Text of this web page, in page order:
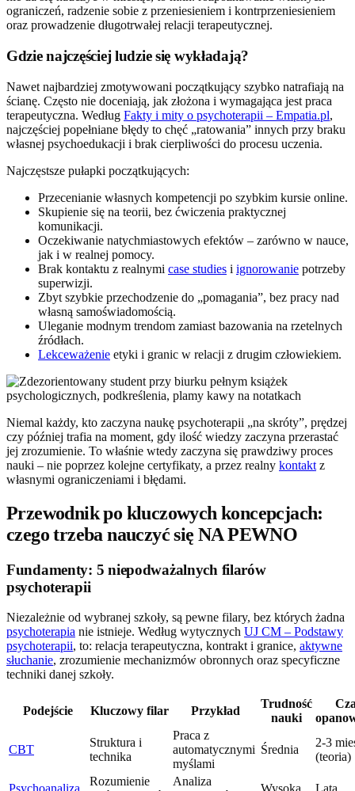
ograniczeń, radzenie sobie z przeniesieniem i kontrprzeniesieniem
oraz prowadzenie długotrwałej relacji terapeutycznej.
Gdzie najczęściej ludzie się wykładają?
Nawet najbardziej zmotywowani początkujący szybko natrafiają na
ścianę. Często nie doceniają, jak złożona i wymagająca jest praca
terapeutyczna. Według Fakty i mity o psychoterapii – Empatia.pl,
najczęściej popełniane błędy to chęć „ratowania” innych przy braku
własnej psychoedukacji i brak cierpliwości do procesu uczenia.
Najczęstsze pułapki początkujących:
Przecenianie własnych kompetencji po szybkim kursie online.
Skupienie się na teorii, bez ćwiczenia praktycznej
komunikacji.
Oczekiwanie natychmiastowych efektów – zarówno w nauce,
jak i w realnej pomocy.
Brak kontaktu z realnymi case studies i ignorowanie potrzeby
superwizji.
Zbyt szybkie przechodzenie do „pomagania”, bez pracy nad
własną samoświadomością.
Uleganie modnym trendom zamiast bazowania na rzetelnych
źródłach.
Lekceważenie etyki i granic w relacji z drugim człowiekiem.
Niemal każdy, kto zaczyna naukę psychoterapii „na skróty”, prędzej
czy później trafia na moment, gdy ilość wiedzy zaczyna przerastać
jej zrozumienie. To właśnie wtedy zaczyna się prawdziwy proces
nauki – nie poprzez kolejne certyfikaty, a przez realny kontakt z
własnymi ograniczeniami i błędami.
Przewodnik po kluczowych koncepcjach:
czego trzeba nauczyć się NA PEWNO
Fundamenty: 5 niepodważalnych filarów
psychoterapii
Niezależnie od wybranej szkoły, są pewne filary, bez których żadna
psychoterapia nie istnieje. Według wytycznych UJ CM – Podstawy
psychoterapii, to: relacja terapeutyczna, kontrakt i granice, aktywne
słuchanie, zrozumienie mechanizmów obronnych oraz specyficzne
techniki danej szkoły.
Podejście Kluczowy filar Przykład
Trudność
nauki
CBT
Struktura i
technika
Praca z
automatycznymi
myślami
Średnia
2-3
(teoria)
Rozumienie
Analiza